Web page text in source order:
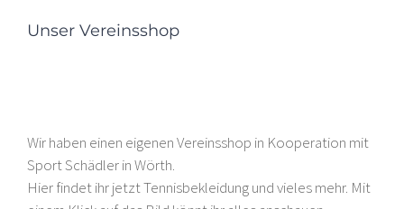
Unser Vereinsshop
Wir haben einen eigenen Vereinsshop in Kooperation mit
Sport Schädler in Wörth.
Hier findet ihr jetzt Tennisbekleidung und vieles mehr. Mit